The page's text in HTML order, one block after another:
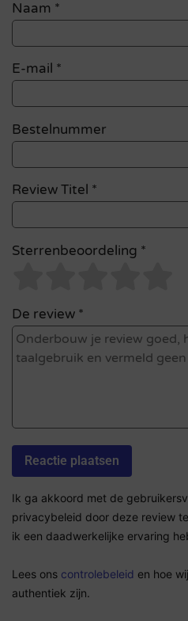
Naam *
E-mail *
Bestelnummer
Review Titel *
Sterrenbeoordeling *
De review *
Ik ga akkoord met de
privacybeleid door deze review
ik een daadwerkelijke ervaring
Lees ons controlebeleid en hoe
authentiek zijn.